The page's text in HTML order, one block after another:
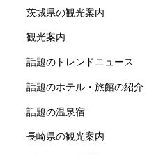
茨城県の観光案内
観光案内
話題のトレンドニュース
話題のホテル・旅館の紹介
話題の温泉宿
長崎県の観光案内